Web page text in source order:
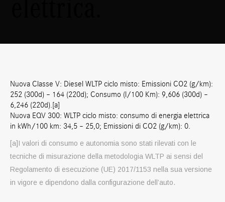
Nuova Classe V: Diesel WLTP ciclo misto: Emissioni CO2 (g/km):
252 (300d) – 164 (220d); Consumo (l/100 Km): 9,606 (300d) –
6,246 (220d).[a]
Nuova EQV 300: WLTP ciclo misto: consumo di energia elettrica
in kWh/100 km: 34,5 – 25,0; Emissioni di CO2 (g/km): 0.
[a]I valori di consumo e autonomia sono stati rilevati con le
tecniche di misurazione della metodologia WLTP ai sensi del
Regolamento di esecuzione (UE) 2017/1153 nella sua versione
in vigore e dipendono dalla configurazione dell’auto.